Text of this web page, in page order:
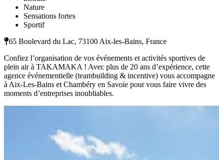
Nature
Sensations fortes
Sportif
65 Boulevard du Lac, 73100 Aix-les-Bains, France
Confiez l’organisation de vos événements et activités sportives de
plein air à TAKAMAKA ! Avec plus de 20 ans d’expérience, cette
agence événementielle (teambuilding & incentive) vous accompagne
à Aix-Les-Bains et Chambéry en Savoie pour vous faire vivre des
moments d’entreprises inoubliables.